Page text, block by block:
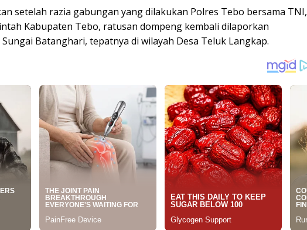
setelah razia gabungan yang dilakukan Polres Tebo bersama TNI,
Kabupaten Tebo, ratusan dompeng kembali dilaporkan
Batanghari, tepatnya di wilayah Desa Teluk Langkap.